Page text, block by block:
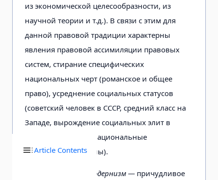
Article Contents
из экономической целесообразности, из
научной теории и т.д.). В связи с этим для
данной правовой традиции характерны
явления правовой ассимиляции правовых
систем, стирание специфических
национальных черт (романское и общее
право), усреднение социальных статусов
(советский человек в СССР, средний класс на
Западе, вырождение социальных элит в
финансовые транснациональные
маргинальные кланы).
VI. Правовой постмодернизм — причудливое